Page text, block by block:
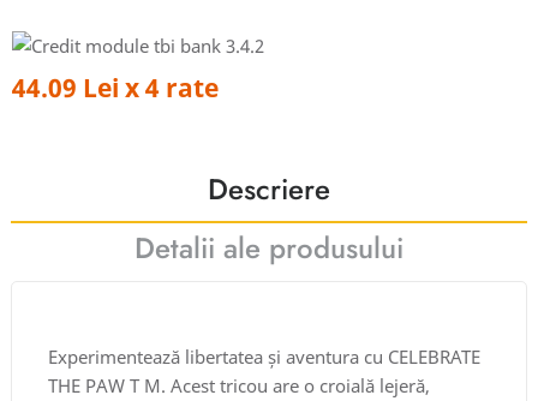
44.09 Lei x 4 rate
Descriere
Detalii ale produsului
Experimentează libertatea și aventura cu CELEBRATE
THE PAW T M. Acest tricou are o croială lejeră,